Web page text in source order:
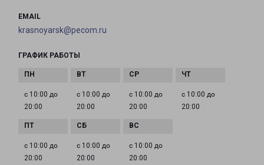
EMAIL
krasnoyarsk@pecom.ru
ГРАФИК РАБОТЫ
с 10:00 до
20:00
с 10:00 до
20:00
с 10:00 до
20:00
с 10:00 до
20:00
с 10:00 до
20:00
с 10:00 до
20:00
с 10:00 до
20:00